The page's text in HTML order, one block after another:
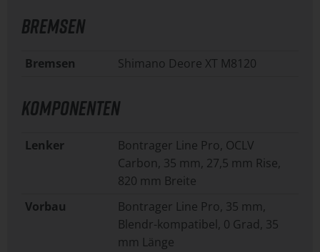
BREMSEN
Bremsen Shimano Deore XT M8120
KOMPONENTEN
Lenker
Bontrager Line Pro, OCLV
Carbon, 35 mm, 27,5 mm Rise,
820 mm Breite
Vorbau
Bontrager Line Pro, 35 mm,
Blendr-kompatibel, 0 Grad, 35
mm Länge